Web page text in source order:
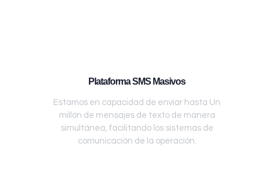
Plataforma SMS Masivos
Estamos en capacidad de enviar hasta Un
millón de mensajes de texto de manera
simultánea, facilitando los sistemas de
comunicación de la operación.